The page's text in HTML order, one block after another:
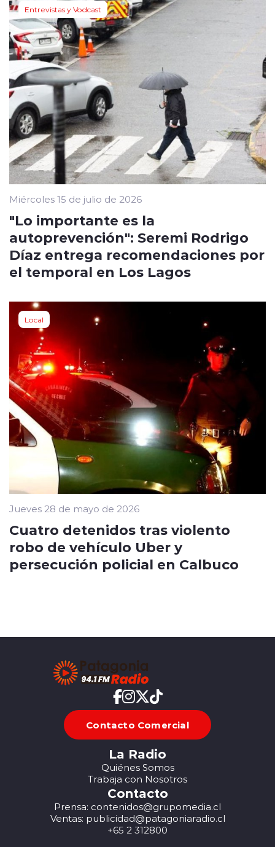
Entrevistas y Vodcast
Miércoles 15 de julio de 2026
"Lo importante es la
autoprevención": Seremi Rodrigo
Díaz entrega recomendaciones por
el temporal en Los Lagos
Local
Jueves 28 de mayo de 2026
Cuatro detenidos tras violento
robo de vehículo Uber y
persecución policial en Calbuco
Contacto Comercial
La Radio
Quiénes Somos
Trabaja con Nosotros
Contacto
Prensa: contenidos@grupomedia.cl
Ventas: publicidad@patagoniaradio.cl
+65 2 312800